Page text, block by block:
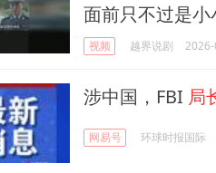
面前只不过是小
视频 越界说剧
涉中国，FBI 局
网易号 环球时报国际